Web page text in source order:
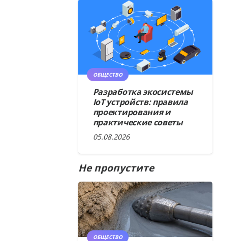
ОБЩЕСТВО
Разработка экосистемы
IoT устройств: правила
проектирования и
практические советы
05.08.2026
Не пропустите
ОБЩЕСТВО